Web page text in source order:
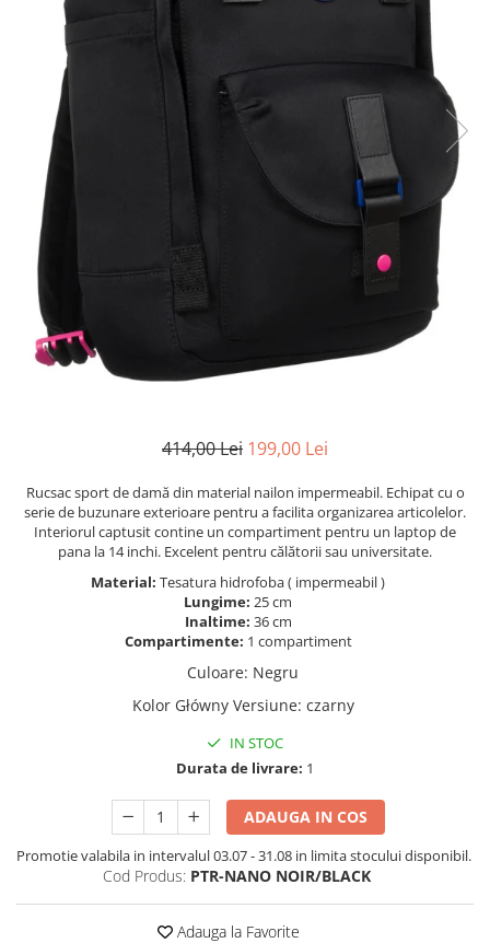
414,00 Lei 199,00 Lei
Rucsac sport de damă din material nailon impermeabil. Echipat cu o
serie de buzunare exterioare pentru a facilita organizarea articolelor.
Interiorul captusit contine un compartiment pentru un laptop de
pana la 14 inchi. Excelent pentru călătorii sau universitate.
Material: Tesatura hidrofoba ( impermeabil )
Lungime: 25 cm
Inaltime: 36 cm
Compartimente: 1 compartiment
Culoare: Negru
Kolor Główny Versiune: czarny
IN STOC
Durata de livrare: 1
ADAUGA IN COS
Promotie valabila in intervalul 03.07 - 31.08 in limita stocului disponibil.
Cod Produs: PTR-NANO NOIR/BLACK
Adauga la Favorite